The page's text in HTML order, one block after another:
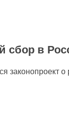
сбор в
законопроект